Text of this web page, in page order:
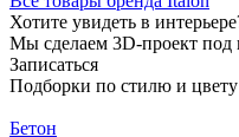
Хотите увидеть в
Мы сделаем 3D-проект под
Записаться
Подборки по стилю и цвету
Бетон